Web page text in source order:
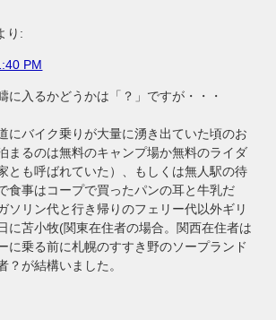
り:
PM
に入るかどうかは「？」ですが・・・
にバイク乗りが大量に湧き出ていた頃のお
まるのは無料のキャンプ場か無料のライダ
とも呼ばれていた）、もしくは無人駅の待
食事はコープで買ったパンの耳と牛乳だ
ソリン代と行き帰りのフェリー代以外ギリ
に苫小牧(関東在住者の場合。関西在住者は
に乗る前に札幌のすすき野のソープランド
？が結構いました。